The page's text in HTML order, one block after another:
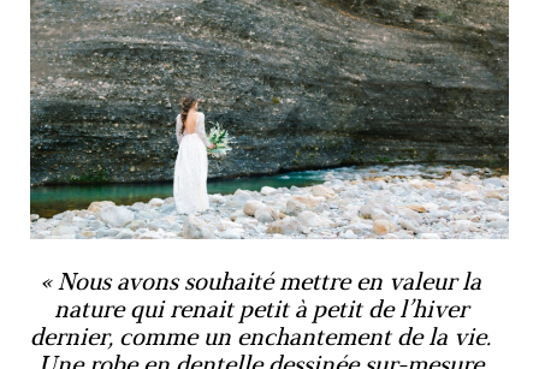
Nous avons souhaité mettre en valeur la
nature qui renait petit à petit de l’hiver
dernier, comme un enchantement de la vie.